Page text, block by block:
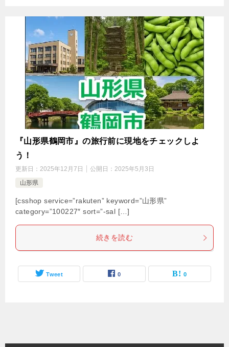
『山形県鶴岡市』の旅行前に現地をチェックしよ
う！
更新日： 2025年12月7日 公開日： 2025年5月3日
山形県
[csshop service=”rakuten” keyword=”山形県”
category=”100227″ sort=”-sal […]
続きを読む
Tweet 0 0